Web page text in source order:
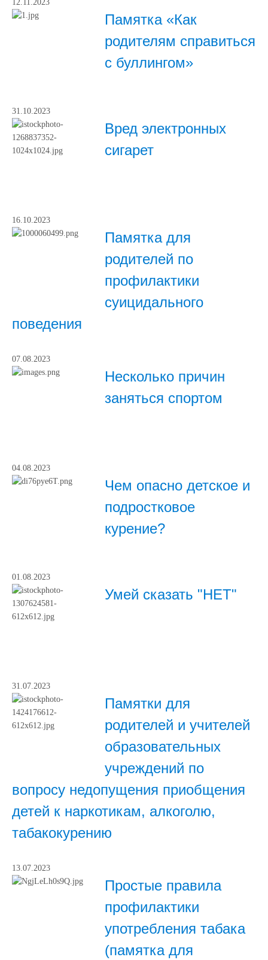
12.11.2023
Памятка «Как
родителям справиться
с буллингом»
31.10.2023
Вред электронных
сигарет
16.10.2023
Памятка для
родителей по
профилактики
суицидального
поведения
07.08.2023
Несколько причин
заняться спортом
04.08.2023
Чем опасно детское и
подростковое
курение?
01.08.2023
Умей сказать "НЕТ"
31.07.2023
Памятки для
родителей и учителей
образовательных
учреждений по
вопросу недопущения приобщения
детей к наркотикам, алкоголю,
табакокурению
13.07.2023
Простые правила
профилактики
употребления табака
(памятка для